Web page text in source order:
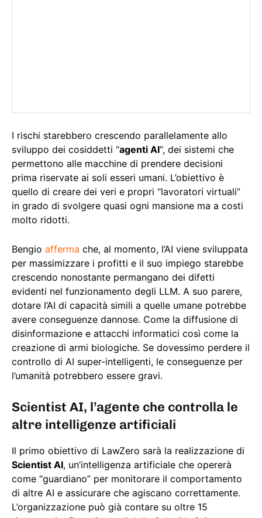
I rischi starebbero crescendo parallelamente allo
sviluppo dei cosiddetti “agenti AI“, dei sistemi che
permettono alle macchine di prendere decisioni
prima riservate ai soli esseri umani. L’obiettivo è
quello di creare dei veri e propri “lavoratori virtuali”
in grado di svolgere quasi ogni mansione ma a costi
molto ridotti.
Bengio afferma che, al momento, l’AI viene sviluppata
per massimizzare i profitti e il suo impiego starebbe
crescendo nonostante permangano dei difetti
evidenti nel funzionamento degli LLM. A suo parere,
dotare l’AI di capacità simili a quelle umane potrebbe
avere conseguenze dannose. Come la diffusione di
disinformazione e attacchi informatici così come la
creazione di armi biologiche. Se dovessimo perdere il
controllo di AI super-intelligenti, le conseguenze per
l’umanità potrebbero essere gravi.
Scientist AI, l’agente che controlla le
altre intelligenze artificiali
Il primo obiettivo di LawZero sarà la realizzazione di
Scientist AI, un’intelligenza artificiale che opererà
come “guardiano” per monitorare il comportamento
di altre AI e assicurare che agiscano correttamente.
L’organizzazione può già contare su oltre 15